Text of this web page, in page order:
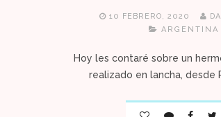
10 FEBRERO, 2020
ARGENTINA
Hoy les contaré sobre un
realizado en lancha, desde